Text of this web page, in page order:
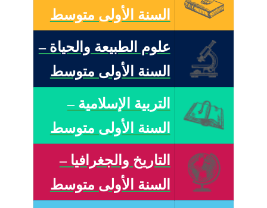
السنة الأولى متوسط
علوم الطبيعة والحياة –
السنة الأولى متوسط
التربية الإسلامية –
السنة الأولى متوسط
التاريخ والجغرافيا –
السنة الأولى متوسط